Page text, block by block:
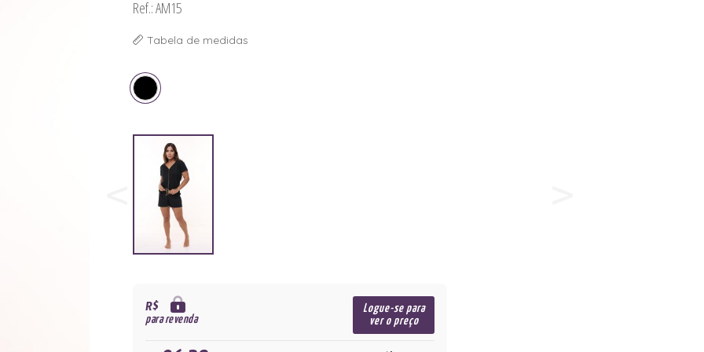
Ref.: AM15
Tabela de medidas
R$
para revenda
Logue-se para
ver o preço